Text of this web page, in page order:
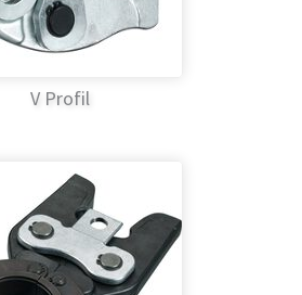
V Profil